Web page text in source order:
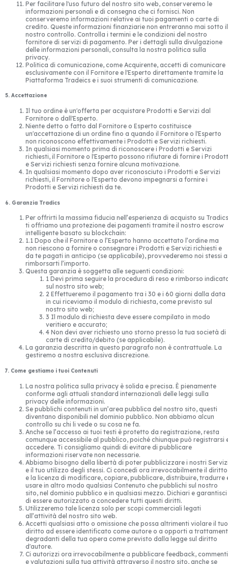
Per facilitare l'uso futuro del nostro sito web, conserveremo le
informazioni personali e di consegna che ci fornisci. Non
conserveremo informazioni relative ai tuoi pagamenti o carte di
credito. Queste informazioni finanziarie non entreranno mai sotto il
nostro controllo. Controlla i termini e le condizioni del nostro
fornitore di servizi di pagamento. Per i dettagli sulla divulgazione
delle informazioni personali, consulta la nostra politica sulla
privacy.
Politica di comunicazione, come Acquirente, accetti di comunicare
esclusivamente con il Fornitore e l'Esperto direttamente tramite la
Piattaforma Tradeics e i suoi strumenti di comunicazione.
5. Accettazione
Il tuo ordine è un'offerta per acquistare Prodotti e Servizi dal
Fornitore o dall'Esperto.
Niente detto o fatto dal Fornitore o Esperto costituisce
un'accettazione di un ordine fino a quando il Fornitore o l'Esperto
non riconoscono effettivamente i Prodotti e Servizi richiesti.
In qualsiasi momento prima di riconoscere i Prodotti e Servizi
richiesti, il Fornitore o l'Esperto possono rifiutare di fornire i
e Servizi richiesti senza fornire alcuna motivazione.
In qualsiasi momento dopo aver riconosciuto i Prodotti e Servizi
richiesti, il Fornitore o l'Esperto devono impegnarsi a fornire i
Prodotti e Servizi richiesti da te.
6. Garanzia Tradics
Per offrirti la massima fiducia nell’esperienza di acquisto su
ti offriamo una protezione dei pagamenti tramite il nostro escrow
intelligente basato su blockchain:
1.1 Dopo che il Fornitore o l’Esperto hanno accettato l’ordine ma
non riescono a fornire o consegnare i Prodotti e Servizi richiesti e
da te pagati in anticipo (se applicabile), provvederemo noi stessi a
rimborsarti l’importo.
Questa garanzia è soggetta alle seguenti condizioni:
1 Devi prima seguire la procedura di reso e rimborso
sul nostro sito web;
2 Effettueremo il pagamento tra i 30 e i 60 giorni dalla data
in cui riceviamo il modulo di richiesta, come previsto sul
nostro sito web;
3 Il modulo di richiesta deve essere compilato in modo
veritiero e accurato;
4 Non devi aver richiesto uno storno presso la tua società di
carte di credito/debito (se applicabile).
La garanzia descritta in questo paragrafo non è contrattuale. La
gestiremo a nostra esclusiva discrezione.
7. Come gestiamo i tuoi Contenuti
La nostra politica sulla privacy è solida e precisa. È pienamente
conforme agli attuali standard internazionali delle leggi sulla
privacy delle informazioni.
Se pubblichi contenuti in un’area pubblica del nostro sito, questi
diventano disponibili nel dominio pubblico. Non abbiamo alcun
controllo su chi li vede o su cosa ne fa.
Anche se l’accesso ai tuoi testi è protetto da registrazione, resta
comunque accessibile al pubblico, poiché chiunque può registrarsi
accedere. Ti consigliamo quindi di evitare di pubblicare
informazioni riservate non necessarie.
Abbiamo bisogno della libertà di poter pubblicizzare i nostri
e il tuo utilizzo degli stessi. Ci concedi ora irrevocabilmente il diritto
e la licenza di modificare, copiare, pubblicare, distribuire, tradurre
usare in altro modo qualsiasi Contenuto che pubblichi sul nostro
sito, nel dominio pubblico e in qualsiasi mezzo. Dichiari e garantisci
di essere autorizzato a concedere tutti questi diritti.
Utilizzeremo tale licenza solo per scopi commerciali legati
all’attività del nostro sito web.
Accetti qualsiasi atto o omissione che possa altrimenti violare il tuo
diritto ad essere identificato come autore o a opporti a
degradanti della tua opera come previsto dalla legge sul diritto
d'autore.
Ci autorizzi ora irrevocabilmente a pubblicare feedback, commenti
e valutazioni sulla tua attività attraverso il nostro sito, anche se